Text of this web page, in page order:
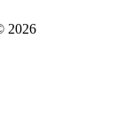
2026